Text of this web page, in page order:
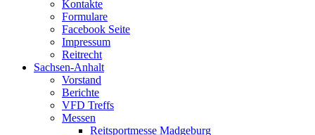
Kontakte
Formulare
Facebook Seite
Impressum
Reitrecht
Sachsen-Anhalt
Vorstand
Berichte
VFD Treffs
Messen
Reitsportmesse Madgeburg